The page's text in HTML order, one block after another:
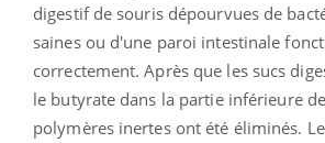
digestif de souris dépourvues de
saines ou d'une paroi intestinale
correctement. Après que les sucs
le butyrate dans la partie inférieure
polymères inertes ont été éliminés.